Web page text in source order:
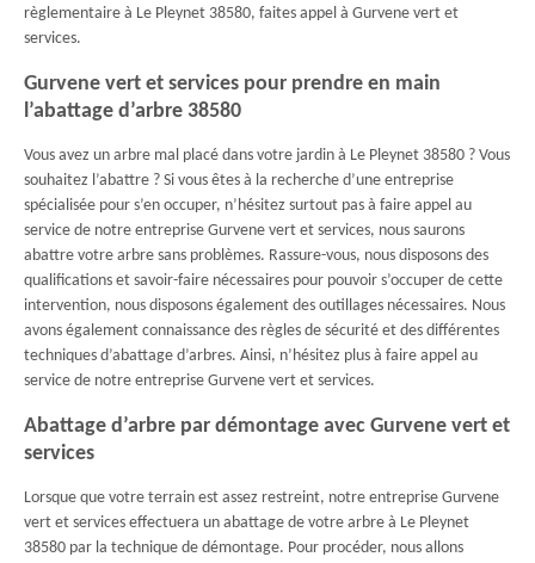
règlementaire à Le Pleynet 38580, faites appel à Gurvene vert et
services.
Gurvene vert et services pour prendre en main
l’abattage d’arbre 38580
Vous avez un arbre mal placé dans votre jardin à Le Pleynet 38580 ? Vous
souhaitez l’abattre ? Si vous êtes à la recherche d’une entreprise
spécialisée pour s’en occuper, n’hésitez surtout pas à faire appel au
service de notre entreprise Gurvene vert et services, nous saurons
abattre votre arbre sans problèmes. Rassure-vous, nous disposons des
qualifications et savoir-faire nécessaires pour pouvoir s’occuper de cette
intervention, nous disposons également des outillages nécessaires. Nous
avons également connaissance des règles de sécurité et des différentes
techniques d’abattage d’arbres. Ainsi, n’hésitez plus à faire appel au
service de notre entreprise Gurvene vert et services.
Abattage d’arbre par démontage avec Gurvene vert et
services
Lorsque que votre terrain est assez restreint, notre entreprise Gurvene
vert et services effectuera un abattage de votre arbre à Le Pleynet
38580 par la technique de démontage. Pour procéder, nous allons